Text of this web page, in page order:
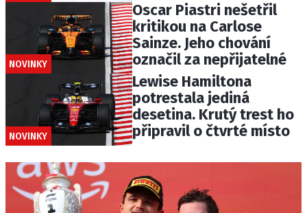
NOVINKY
Oscar Piastri nešetřil
kritikou na Carlose
Sainze. Jeho chování
označil za nepřijatelné
NOVINKY
Lewise Hamiltona
potrestala jediná
desetina. Krutý trest ho
připravil o čtvrté místo